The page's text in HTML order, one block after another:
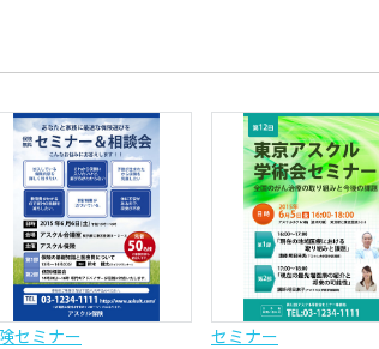
セミナー セミナー